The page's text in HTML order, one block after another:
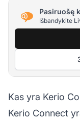
Pasiruošę
Išbandykite
Kas yra Kerio
Kerio Connect